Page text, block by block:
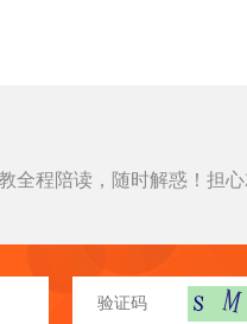
全程陪读，随时解惑！担